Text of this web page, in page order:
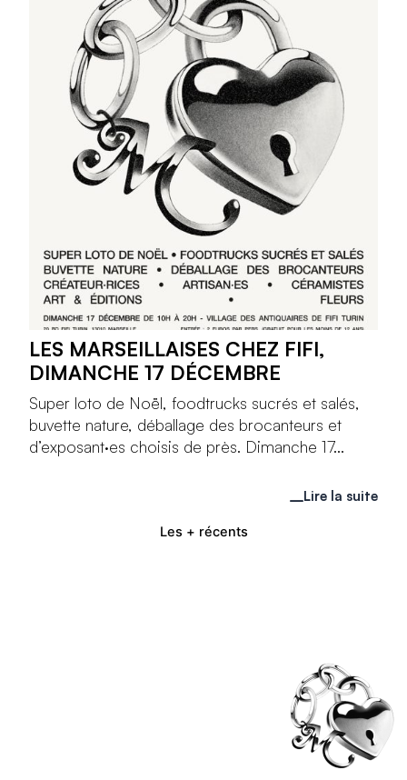
Les + récents
LES MARSEILLAISES CHEZ FIFI,
DIMANCHE 17 DÉCEMBRE
Super loto de Noël, foodtrucks sucrés et salés,
buvette nature, déballage des brocanteurs et
d’exposant·es choisis de près. Dimanche 17...
Lire la suite